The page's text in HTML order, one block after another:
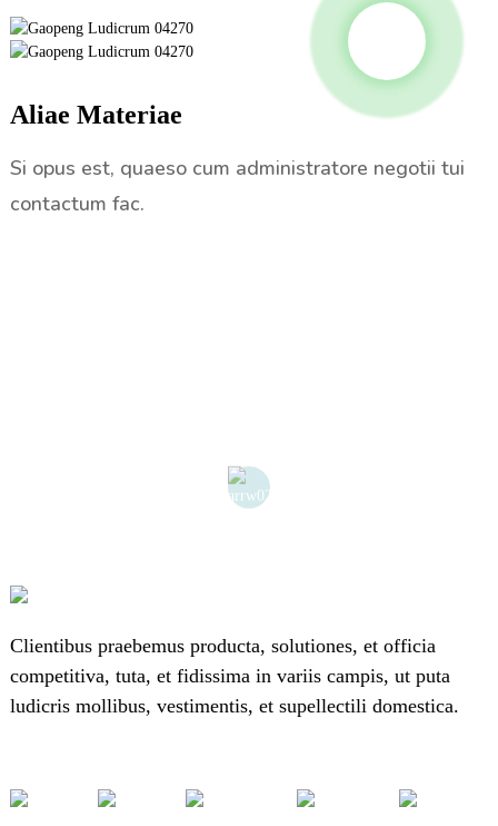
Aliae Materiae
Si opus est, quaeso cum administratore negotii tui
contactum fac.
Clientibus praebemus producta, solutiones, et officia
competitiva, tuta, et fidissima in variis campis, ut puta
ludicris mollibus, vestimentis, et supellectili domestica.